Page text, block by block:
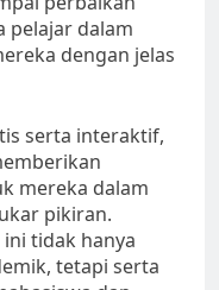
pelajar dalam
dengan jelas
serta interaktif,
mereka dalam
pikiran.
ini tidak hanya
tetapi serta